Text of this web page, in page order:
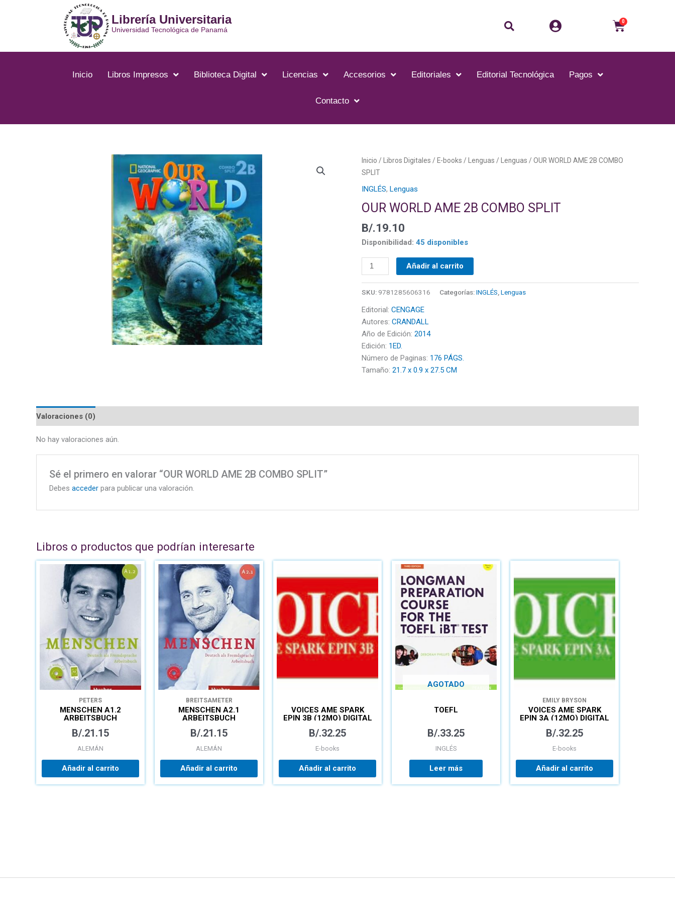
Librería Universitaria
Universidad Tecnológica de Panamá Buscar 0Carrito
Inicio Libros Impresos Biblioteca Digital Licencias Accesorios Editoriales Editorial Tecnológica Pagos
Contacto
Inicio / Libros Digitales / E-books / Lenguas / Lenguas / OUR WORLD AME 2B COMBO
SPLIT
INGLÉS, Lenguas
OUR WORLD AME 2B COMBO SPLIT
B/.19.10
Disponibilidad: 45 disponibles
OUR
WORLD
AME
COMBO
cantidad
Añadir al carrito
SKU: 9781285606316 Categorías:INGLÉS,Lenguas
Editorial: CENGAGE
Autores: CRANDALL
Año de Edición: 2014
Edición: 1ED.
Número de Paginas: 176 PÁGS.
Tamaño: 21.7 x 0.9 x 27.5 CM
Valoraciones (0)
No hay valoraciones aún.
Sé el primero en valorar “OUR WORLD AME 2B COMBO SPLIT”
Debesacceder para publicar una valoración.
Libros o productos que podrían interesarte
PETERS
MENSCHEN A1.2
ARBEITSBUCH
B/.21.15
ALEMÁN
Añadir al carrito
BREITSAMETER
MENSCHEN A2.1
ARBEITSBUCH
B/.21.15
ALEMÁN
Añadir al carrito
VOICES AME SPARK
EPIN 3B (12MO) DIGITAL
B/.32.25
E-books
Añadir al carrito
AGOTADO
TOEFL
B/.33.25
INGLÉS
Leer más
EMILY BRYSON
VOICES AME SPARK
EPIN 3A (12MO) DIGITAL
B/.32.25
E-books
Añadir al carrito